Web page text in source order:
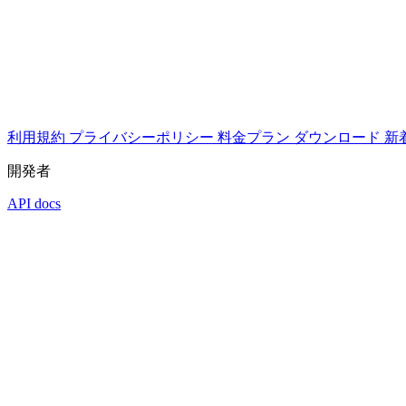
利用規約 プライバシーポリシー 料金プラン ダウンロード 新
開発者
API docs